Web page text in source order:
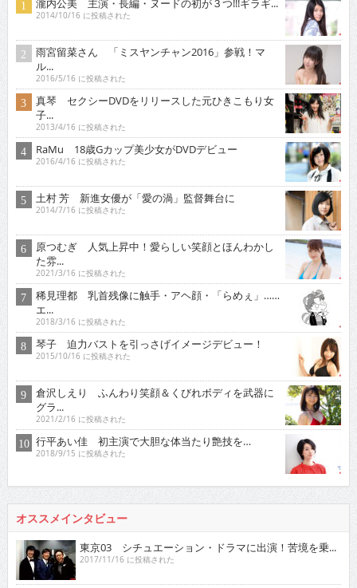
瀧内公美 主演・長編・ヌードの初が３つ!!!ギラギ...
2014/10/16 に投稿された
雨宮留菜さん 「ミスヤンチャン2016」参戦！マ
ル...
2016/5/16 に投稿された
真琴 セクシーDVDをリリースした元ひきこもり女
子...
2013/4/16 に投稿された
RaMu 18歳Gカップ美少女がDVDデビュー
2016/4/16 に投稿された
土村 芳 新進女優が「愛の渦」監督舞台に
2014/7/16 に投稿された
原つむぎ 人気上昇中！愛らしい笑顔とほんわかし
た雰...
2021/3/16 に投稿された
稀見理都 乳首残像に触手・アヘ顔・「らめぇ」……
エ...
2018/3/16 に投稿された
琴子 迫力バストを引っさげイメージデビュー！
2015/10/16 に投稿された
倉沢しえり ふんわり笑顔＆くびれボディを武器に
グラ...
2021/2/16 に投稿された
行平あい佳 初主演で大胆な体当たり艶技を…
2018/9/15 に投稿された
オススメインタビュー
東京03 シチュエーション・ドラマに出演！苦境を乗...
2017/11/16 に投稿された